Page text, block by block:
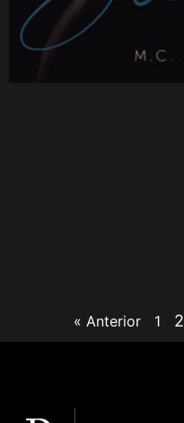
« Anterior 1 2